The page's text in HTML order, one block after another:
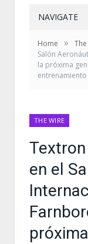
NAVIGATE
Home »
Salón
la próxima
THE WIRE
en el